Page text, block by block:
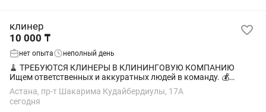
клинер
10 000 ₸
нет опыта неполный день
🧹 ТРЕБУЮТСЯ КЛИНЕРЫ В КЛИНИНГОВУЮ КОМПАНИЮ
Ищем ответственных и аккуратных людей в команду. 💰
Оплата — 10 000 тг в день ⏰ Небольшая продолжительность
рабочего дня 📅 Гибкий график 👥 Работа в...
Астана, пр-т Шакарима Кудайбердиулы, 17А
сегодня